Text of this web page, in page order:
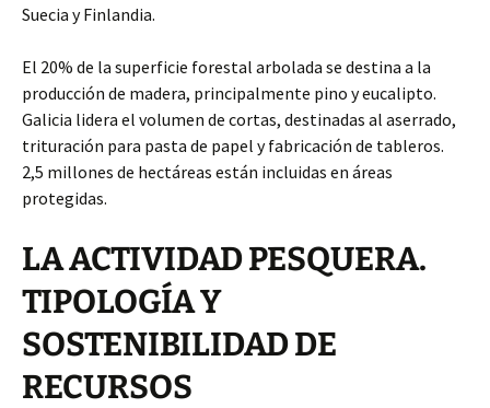
Suecia y Finlandia.
El 20% de la superficie forestal arbolada se destina a la
producción de madera, principalmente pino y eucalipto.
Galicia lidera el volumen de cortas, destinadas al aserrado,
trituración para pasta de papel y fabricación de tableros.
2,5 millones de hectáreas están incluidas en áreas
protegidas.
LA ACTIVIDAD PESQUERA.
TIPOLOGÍA Y
SOSTENIBILIDAD DE
RECURSOS